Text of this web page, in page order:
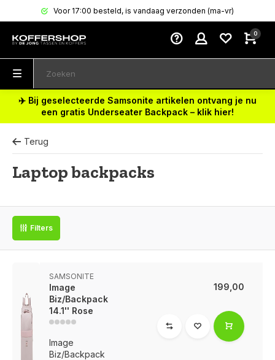
Voor 17:00 besteld, is vandaag verzonden (ma-vr)
0
✈️ Bij geselecteerde Samsonite artikelen ontvang je nu
een gratis Underseater Backpack – klik hier!
Terug
Laptop backpacks
Filters
SAMSONITE
Image
Biz/Backpack
14.1'' Rose
Image
Biz/Backpack
199,00